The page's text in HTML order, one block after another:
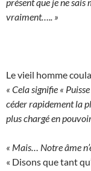
vraiment….. »
Le vieil homme
« Cela signifie «
céder rapidement la
plus chargé en
« Mais… Notre âme
« Disons que tant